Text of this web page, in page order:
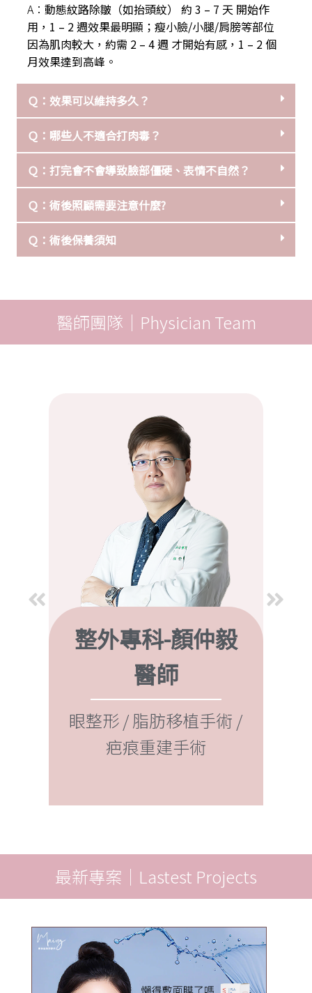
A：動態紋路除皺（如抬頭紋） 約 3 – 7 天 開始作
用，1 – 2 週效果最明顯；瘦小臉/小腿/肩膀等部位
因為肌肉較大，約需 2 – 4 週 才開始有感，1 – 2 個
月效果達到高峰。
Ｑ：效果可以維持多久？
Ｑ：哪些人不適合打肉毒？
Ｑ：打完會不會導致臉部僵硬、表情不自然？
Ｑ：術後照顧需要注意什麼?
Ｑ：術後保養須知
醫師團隊｜Physician Team
唐文瑞 醫師
雷射光療 / 自體脂肪抽脂
補臉 / 豐全臉 / 隆乳 / 豐
胸
最新專案｜Lastest Projects